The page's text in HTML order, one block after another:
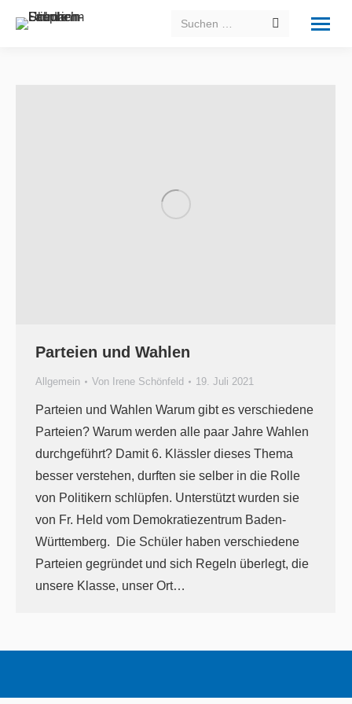
Search:
Parteien und Wahlen
Allgemein Von Irene Schönfeld 19. Juli 2021
Parteien und Wahlen Warum gibt es verschiedene
Parteien? Warum werden alle paar Jahre Wahlen
durchgeführt? Damit 6. Klässler dieses Thema
besser verstehen, durften sie selber in die Rolle
von Politikern schlüpfen. Unterstützt wurden sie
von Fr. Held vom Demokratiezentrum Baden-
Württemberg. Die Schüler haben verschiedene
Parteien gegründet und sich Regeln überlegt, die
unsere Klasse, unser Ort…